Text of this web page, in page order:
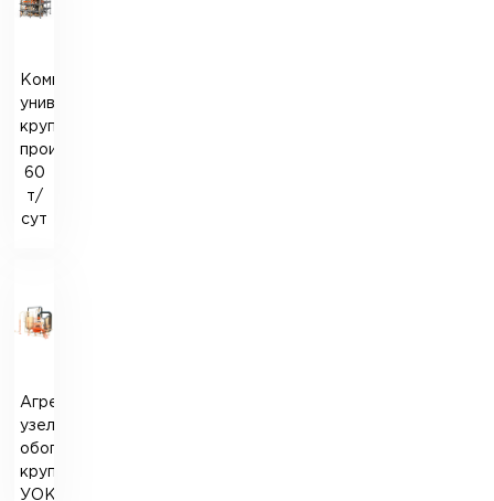
Комплектный
универсальный
крупозавод
производительностью
60
т/
сут
Агрегатный
узел
обогащения
круп
УОК-1